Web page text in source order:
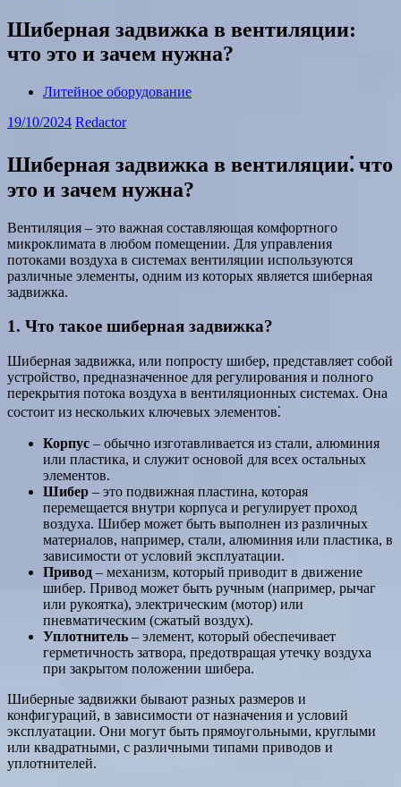
Шиберная задвижка в вентиляции:
что это и зачем нужна?
Литейное оборудование
19/10/2024 Redactor
Шиберная задвижка в вентиляции⁚ что
это и зачем нужна?
Вентиляция – это важная составляющая комфортного
микроклимата в любом помещении. Для управления
потоками воздуха в системах вентиляции используются
различные элементы, одним из которых является шиберная
задвижка.
1. Что такое шиберная задвижка?
Шиберная задвижка, или попросту шибер, представляет собой
устройство, предназначенное для регулирования и полного
перекрытия потока воздуха в вентиляционных системах. Она
состоит из нескольких ключевых элементов⁚
Корпус – обычно изготавливается из стали, алюминия
или пластика, и служит основой для всех остальных
элементов.
Шибер – это подвижная пластина, которая
перемещается внутри корпуса и регулирует проход
воздуха. Шибер может быть выполнен из различных
материалов, например, стали, алюминия или пластика, в
зависимости от условий эксплуатации.
Привод – механизм, который приводит в движение
шибер. Привод может быть ручным (например, рычаг
или рукоятка), электрическим (мотор) или
пневматическим (сжатый воздух).
Уплотнитель – элемент, который обеспечивает
герметичность затвора, предотвращая утечку воздуха
при закрытом положении шибера.
Шиберные задвижки бывают разных размеров и
конфигураций, в зависимости от назначения и условий
эксплуатации. Они могут быть прямоугольными, круглыми
или квадратными, с различными типами приводов и
уплотнителей.